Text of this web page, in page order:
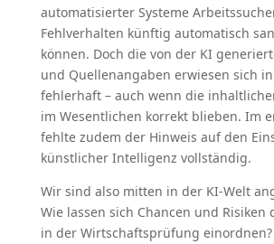
automatisierter Systeme
Fehlverhalten künftig automatisch
können. Doch die von der KI
und Quellenangaben erwiesen sich
fehlerhaft – auch wenn die
im Wesentlichen korrekt blieben. Im
fehlte zudem der Hinweis auf den
künstlicher Intelligenz vollständig.
Wir sind also mitten in der KI-Welt
Wie lassen sich Chancen und Risiken
in der Wirtschaftsprüfung